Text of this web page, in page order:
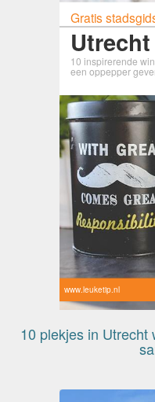
Gratis
Utrecht
10 inspirerende
een oppepper
www.leuketip.nl
10 plekjes in Utrecht